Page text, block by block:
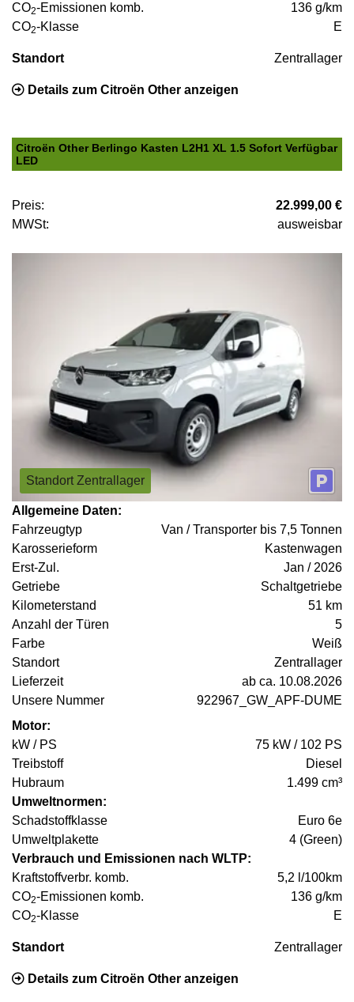
CO2-Emissionen komb.
136 g/km
CO2-Klasse E
Standort Zentrallager
Details zum Citroën Other anzeigen
Citroën Other Berlingo Kasten L2H1 XL 1.5 Sofort Verfügbar
LED
Preis:
22.999,00 €
MWSt:
ausweisbar
Standort Zentrallager
Allgemeine Daten:
Fahrzeugtyp
Van / Transporter bis 7,5 Tonnen
Karosserieform
Kastenwagen
Erst-Zul.
Jan / 2026
Getriebe
Schaltgetriebe
Kilometerstand
51 km
Anzahl der Türen
5
Farbe
Weiß
Standort
Zentrallager
Lieferzeit
ab ca. 10.08.2026
Unsere Nummer
922967_GW_APF-DUME
Motor:
kW / PS
75 kW / 102 PS
Treibstoff
Diesel
Hubraum
1.499 cm³
Umweltnormen:
Schadstoffklasse
Euro 6e
Umweltplakette
4 (Green)
Verbrauch und Emissionen nach WLTP:
Kraftstoffverbr. komb.
5,2 l/100km
CO2-Emissionen komb.
136 g/km
CO2-Klasse E
Standort Zentrallager
Details zum Citroën Other anzeigen